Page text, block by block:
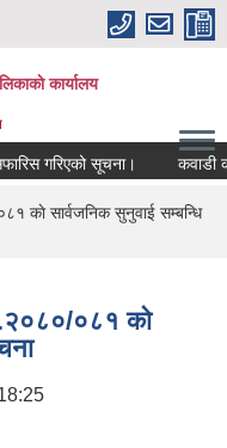
कार्यालय
गरिएको सूचना। कवाडी
काे सार्वजनिक सुनुवाई सम्बन्धि
०८१ काे